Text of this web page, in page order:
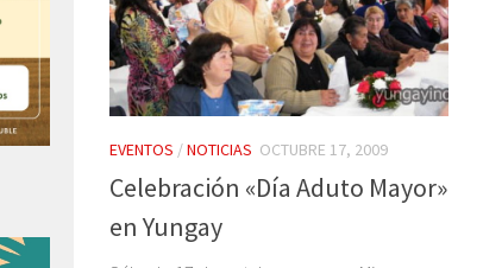
EVENTOS /NOTICIAS OCTUBRE 17, 2009
Celebración «Día Aduto Mayor»
en Yungay